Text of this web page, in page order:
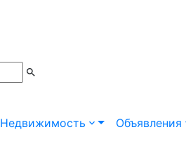
Недвижимость Объявления